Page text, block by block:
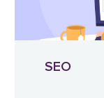
SEO